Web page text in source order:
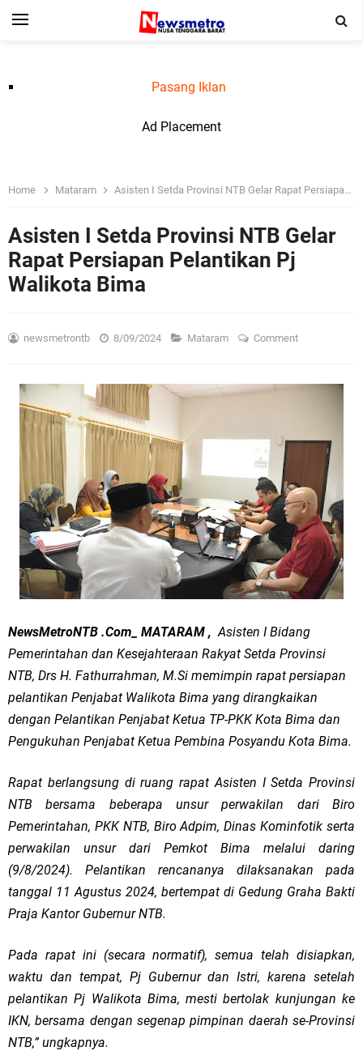
Pasang Iklan
Ad Placement
Home Mataram Asisten I Setda Provinsi NTB Gelar Rapat Persiapan Pelantikan Pj Walikota Bima
Asisten I Setda Provinsi NTB Gelar
Rapat Persiapan Pelantikan Pj
Walikota Bima
newsmetrontb 8/09/2024 Mataram Comment
NewsMetroNTB .Com_ MATARAM , Asisten I Bidang
Pemerintahan dan Kesejahteraan Rakyat Setda Provinsi
NTB, Drs H. Fathurrahman, M.Si memimpin rapat persiapan
pelantikan Penjabat Walikota Bima yang dirangkaikan
dengan Pelantikan Penjabat Ketua TP-PKK Kota Bima dan
Pengukuhan Penjabat Ketua Pembina Posyandu Kota Bima.
Rapat berlangsung di ruang rapat Asisten I Setda Provinsi
NTB bersama beberapa unsur perwakilan dari Biro
Pemerintahan, PKK NTB, Biro Adpim, Dinas Kominfotik serta
perwakilan unsur dari Pemkot Bima melalui daring
(9/8/2024). Pelantikan rencananya dilaksanakan pada
tanggal 11 Agustus 2024, bertempat di Gedung Graha Bakti
Praja Kantor Gubernur NTB.
Pada rapat ini (secara normatif), semua telah disiapkan,
waktu dan tempat, Pj Gubernur dan Istri, karena setelah
pelantikan Pj Walikota Bima, mesti bertolak kunjungan ke
IKN, bersama dengan segenap pimpinan daerah se-Provinsi
NTB,” ungkapnya.